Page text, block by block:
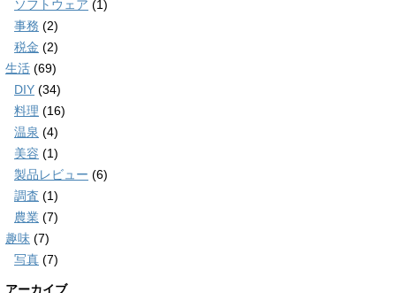
ソフトウェア (1)
事務 (2)
税金 (2)
生活 (69)
DIY (34)
料理 (16)
温泉 (4)
美容 (1)
製品レビュー (6)
調査 (1)
農業 (7)
趣味 (7)
写真 (7)
アーカイブ